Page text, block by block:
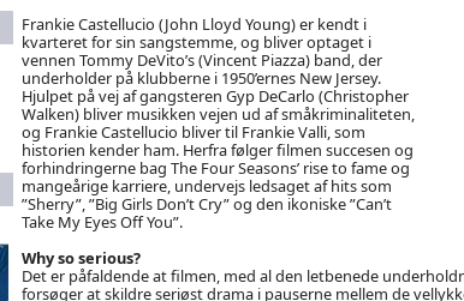
Frankie Castellucio (John Lloyd Young) er kendt i
kvarteret for sin sangstemme, og bliver optaget i
vennen Tommy DeVito’s (Vincent Piazza) band, der
underholder på klubberne i 1950’ernes New Jersey.
Hjulpet på vej af gangsteren Gyp DeCarlo (Christopher
Walken) bliver musikken vejen ud af småkriminaliteten,
og Frankie Castellucio bliver til Frankie Valli, som
historien kender ham. Herfra følger filmen succesen og
forhindringerne bag The Four Seasons’ rise to fame og
mangeårige karriere, undervejs ledsaget af hits som
”Sherry”, ”Big Girls Don’t Cry” og den ikoniske ”Can’t
Take My Eyes Off You”.
Why so serious?
Det er påfaldende at filmen, med al den letbenede
forsøger at skildre seriøst drama i pauserne mellem de